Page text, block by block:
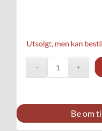
Utsolgt, men kan
Be om